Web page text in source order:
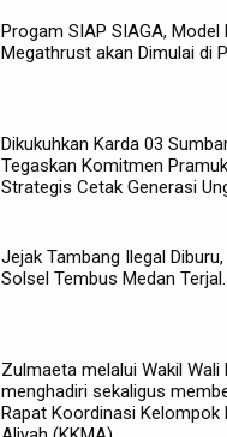
Progam SIAP SIAGA, Model
Megathrust akan Dimulai di
Dikukuhkan Karda 03
Tegaskan Komitmen
Strategis Cetak Generasi
Jejak Tambang Ilegal
Solsel Tembus Medan Terjal.
Zulmaeta melalui Wakil
menghadiri sekaligus
Rapat Koordinasi Kelompok